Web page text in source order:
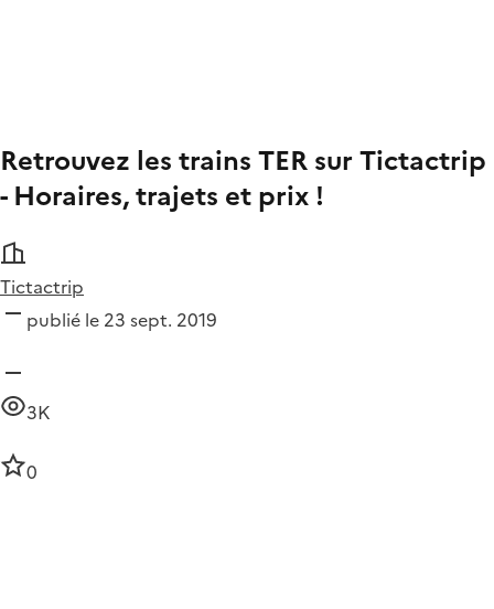
Retrouvez les trains TER sur Tictactrip
- Horaires, trajets et prix !
Tictactrip
publié le 23 sept. 2019
3K
0